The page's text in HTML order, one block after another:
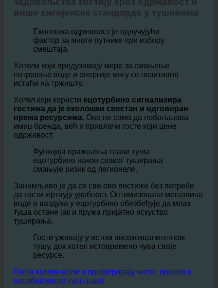
Побољшање имиџа бренда и
више хигијенске стандарде у тушевима
Еколошка одрживост је одлучујући
фактор за многе путнике при избору
смештаја.
Хотели који предузимају мере за смањење
потрошње воде и енергије могу се позитивно
истаћи на тржишту.
Хотел који користиецотурбино сигнализира
гостима да је еколошки свестан и одговоран
према ресурсима.
имиџ бренда, већ и привлачи госте који цене
одрживост.
Функција пражњења главе туша
ецотурбино након сваког туширања
смањује ризик од легионеле.
Занимљиво је да се све ово постиже без потребе
да гости жртвују удобност. Оптимизована мешавина
воде и ваздуха у ецотурбино обезбеђује да млаз
туша остане јак и пружа пријатно искуство
туширања.
Гости уживају у истом висококвалитетном
тушу, док хотел истовремено чува своје
ресурсе.